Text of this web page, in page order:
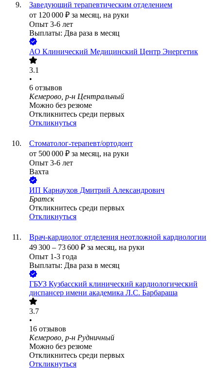
Заведующий терапевтическим отделением
от 120 000 ₽ за месяц, на руки
Опыт 3-6 лет
Выплаты: Два раза в месяц
АО Клинический Медицинский Центр Энергетик
3.1
•
6 отзывов
Кемерово, р-н Центральный
Можно без резюме
Откликнитесь среди первых
Откликнуться
Стоматолог-терапевт/ортодонт
от 500 000 ₽ за месяц, на руки
Опыт 3-6 лет
Вахта
ИП Карнаухов Дмитрий Александрович
Братск
Откликнитесь среди первых
Откликнуться
Врач-кардиолог отделения неотложной кардиологии
49 300 – 73 600 ₽ за месяц, на руки
Опыт 1-3 года
Выплаты: Два раза в месяц
ГБУЗ Кузбасский клинический кардиологический
диспансер имени академика Л.С. Барбараша
3.7
•
16 отзывов
Кемерово, р-н Рудничный
Можно без резюме
Откликнитесь среди первых
Откликнуться